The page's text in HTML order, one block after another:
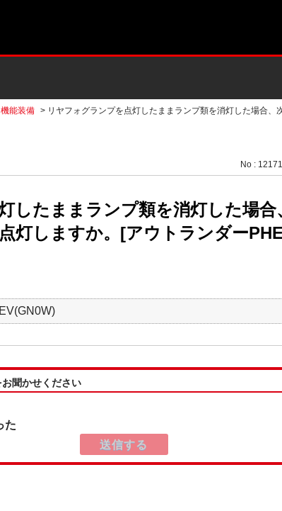
機能装備 > リヤフォグランプを点灯したままランプ類を消灯した場合、
No : 12171
したままランプ類を消灯した場
灯しますか。[アウトランダー
聞かせください
た